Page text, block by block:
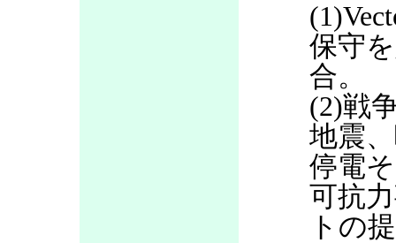
保守
合。
(2)戦
地震
停電
可抗
トの